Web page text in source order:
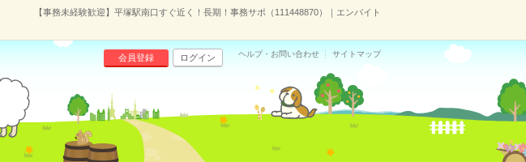
【事務未経験歓迎】平塚駅南口すぐ近く！長期！事務サポ（111448870）｜エンバイト
会員登録 ログイン ヘルプ・お問い合わせ サイトマップ